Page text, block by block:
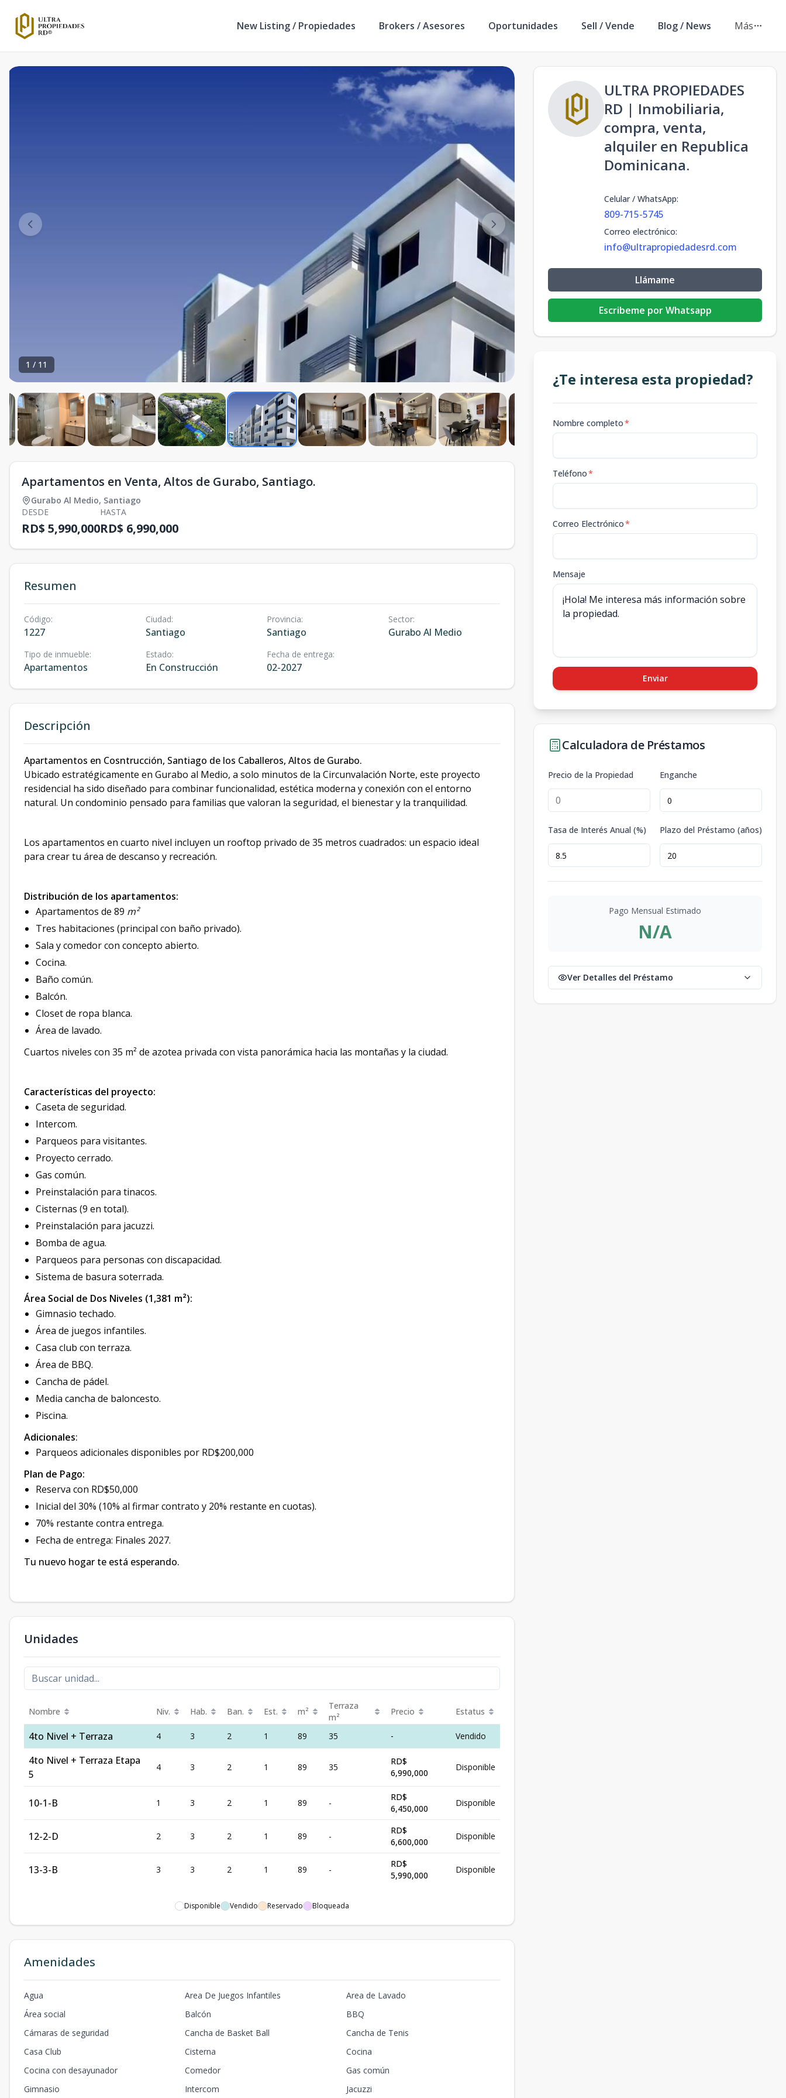
New Listing / Propiedades Brokers / Asesores Oportunidades Sell / Vende Blog / News Más
1 / 11
Apartamentos en Venta, Altos de Gurabo, Santiago.
Gurabo Al Medio, Santiago
DESDE
RD$ 5,990,000
HASTA
RD$ 6,990,000
Resumen
Código:
1227
Ciudad:
Santiago
Provincia:
Santiago
Sector:
Gurabo Al Medio
Tipo de inmueble:
Apartamentos
Estado:
En Construcción
Fecha de entrega:
02-2027
Descripción
Apartamentos en Cosntrucción, Santiago de los Caballeros, Altos de Gurabo.
Ubicado estratégicamente en Gurabo al Medio, a solo minutos de la Circunvalación Norte, este proyecto
residencial ha sido diseñado para combinar funcionalidad, estética moderna y conexión con el entorno
natural. Un condominio pensado para familias que valoran la seguridad, el bienestar y la tranquilidad.
Los apartamentos en cuarto nivel incluyen un rooftop privado de 35 metros cuadrados: un espacio ideal
para crear tu área de descanso y recreación.
Distribución de los apartamentos:
Apartamentos de 89 m²
Tres habitaciones (principal con baño privado).
Sala y comedor con concepto abierto.
Cocina.
Baño común.
Balcón.
Closet de ropa blanca.
Área de lavado.
Cuartos niveles con 35 m² de azotea privada con vista panorámica hacia las montañas y la ciudad.
Características del proyecto:
Caseta de seguridad.
Intercom.
Parqueos para visitantes.
Proyecto cerrado.
Gas común.
Preinstalación para tinacos.
Cisternas (9 en total).
Preinstalación para jacuzzi.
Bomba de agua.
Parqueos para personas con discapacidad.
Sistema de basura soterrada.
Área Social de Dos Niveles (1,381 m²):
Gimnasio techado.
Área de juegos infantiles.
Casa club con terraza.
Área de BBQ.
Cancha de pádel.
Media cancha de baloncesto.
Piscina.
Adicionales:
Parqueos adicionales disponibles por RD$200,000
Plan de Pago:
Reserva con RD$50,000
Inicial del 30% (10% al firmar contrato y 20% restante en cuotas).
70% restante contra entrega.
Fecha de entrega: Finales 2027.
Tu nuevo hogar te está esperando.
Unidades
Nombre Niv. Hab. Ban. Est. m²
Terraza
m²
Precio Estatus
4to Nivel + Terraza 4 3 2 1 89 35 - Vendido
4to Nivel + Terraza Etapa
5
4 3 2 1 89 35
RD$
6,990,000
Disponible
10-1-B 1 3 2 1 89 -
RD$
6,450,000
Disponible
12-2-D 2 3 2 1 89 -
RD$
6,600,000
Disponible
13-3-B 3 3 2 1 89 -
RD$
5,990,000
Disponible
Disponible Vendido Reservado Bloqueada
Amenidades
Agua Area De Juegos Infantiles
Area de Lavado
Área social
Balcón
BBQ
Cámaras de seguridad
Cancha de Basket Ball
Cancha de Tenis
Casa Club
Cisterna
Cocina
Cocina con desayunador
Comedor
Gas común
Gimnasio
Intercom Jacuzzi
ULTRA PROPIEDADES
RD | Inmobiliaria,
compra, venta,
alquiler en Republica
Dominicana.
Celular / WhatsApp:
809-715-5745
Correo electrónico:
info@ultrapropiedadesrd.com
Llámame
Escribeme por Whatsapp
¿Te interesa esta propiedad?
Nombre completo*
Teléfono*
Correo Electrónico*
Mensaje
Enviar
Calculadora de Préstamos
Precio de la Propiedad Enganche
Tasa de Interés Anual (%) Plazo del Préstamo (años)
Pago Mensual Estimado
N/A
Ver Detalles del Préstamo